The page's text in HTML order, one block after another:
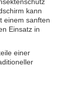
kann
einem sanften
Einsatz in
einer